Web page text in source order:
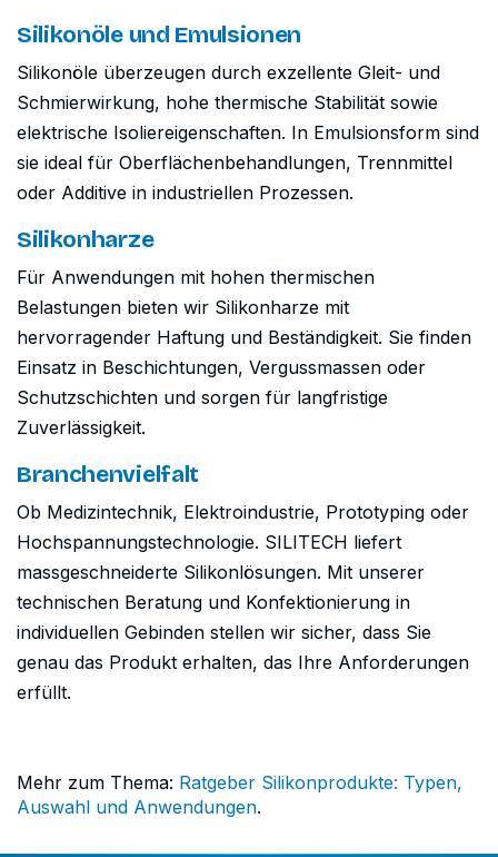
Silikonöle und Emulsionen
Silikonöle überzeugen durch exzellente Gleit- und
Schmierwirkung, hohe thermische Stabilität sowie
elektrische Isoliereigenschaften. In Emulsionsform sind
sie ideal für Oberflächenbehandlungen, Trennmittel
oder Additive in industriellen Prozessen.
Silikonharze
Für Anwendungen mit hohen thermischen
Belastungen bieten wir Silikonharze mit
hervorragender Haftung und Beständigkeit. Sie finden
Einsatz in Beschichtungen, Vergussmassen oder
Schutzschichten und sorgen für langfristige
Zuverlässigkeit.
Branchenvielfalt
Ob Medizintechnik, Elektroindustrie, Prototyping oder
Hochspannungstechnologie. SILITECH liefert
massgeschneiderte Silikonlösungen. Mit unserer
technischen Beratung und Konfektionierung in
individuellen Gebinden stellen wir sicher, dass Sie
genau das Produkt erhalten, das Ihre Anforderungen
erfüllt.
Mehr zum Thema: Ratgeber Silikonprodukte: Typen,
Auswahl und Anwendungen.